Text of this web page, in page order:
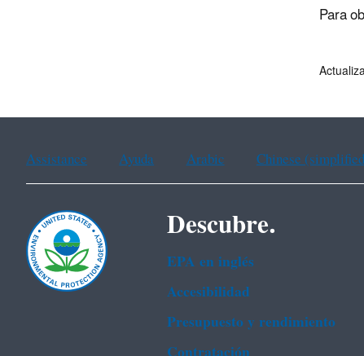
Para
Assistance Ayuda Arabic Chinese
Descubre.
EPA en ingl‌és
Accesibilidad
Presupuesto y rendimiento